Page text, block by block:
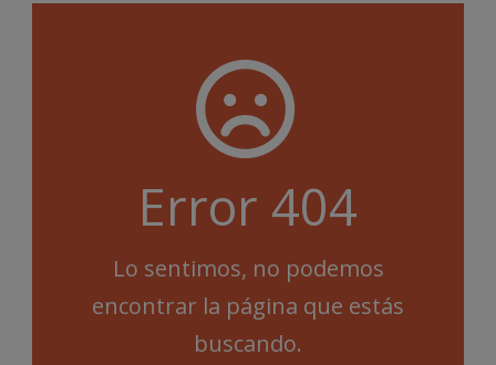
Error 404
Lo sentimos, no podemos
encontrar la página que estás
buscando.